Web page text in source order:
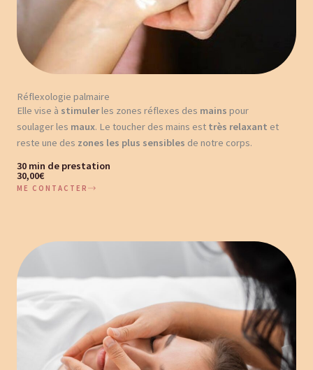
Réflexologie palmaire
Elle vise à stimulerles zones réflexes des mains pour
soulager les maux. Le toucher des mains est très relaxant et
reste une des zones les plus sensibles de notre corps.
30 min de prestation
30,00€
ME CONTACTER